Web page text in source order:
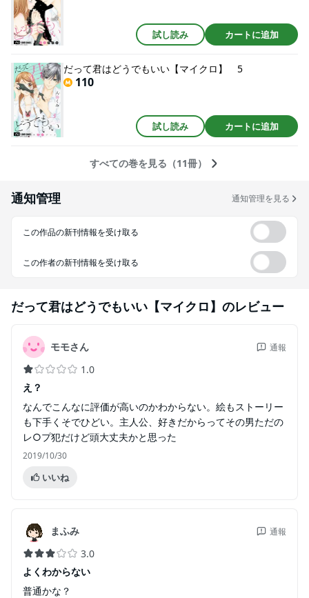
試し読み カートに追加
だって君はどうでもいい【マイクロ】 5
110
試し読み カートに追加
すべての巻を見る（11冊）
通知管理 通知管理を見る
この作品の新刊情報を受け取る
この作者の新刊情報を受け取る
だって君はどうでもいい【マイクロ】 のレビュー
モモさん 通報
1.0
え？
なんでこんなに評価が高いのかわからない。絵もストーリー
も下手くそでひどい。主人公、好きだからってその男ただの
レ○プ犯だけど頭大丈夫かと思った
2019/10/30
いいね
まふみ 通報
3.0
よくわからない
普通かな？